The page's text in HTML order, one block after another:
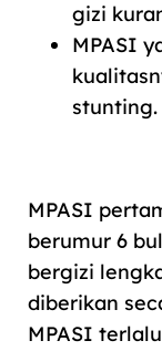
gizi
MPASI
stunting.
MPASI
berumur 6
bergizi
diberikan
MPASI